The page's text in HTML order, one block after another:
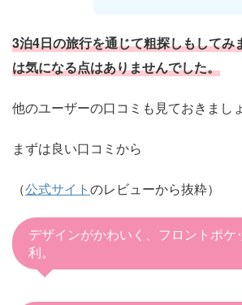
3泊4日の旅行を通じて粗探しもしてみ
は気になる点はありませんでした。
他のユーザーの口コミも見ておきましょ
まずは良い口コミから
（公式サイトのレビューから抜粋）
デザインがかわいく、フロントポケ
利。